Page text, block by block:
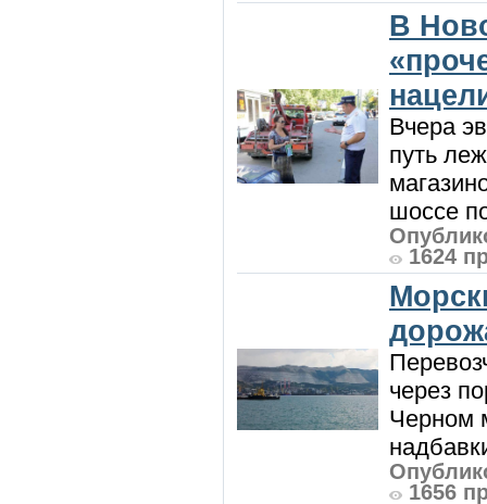
В
Вчера
путь
шоссе
1624
через
Черном
1656